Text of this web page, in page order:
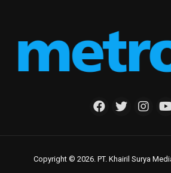
Copyright © 2026. PT. Khairil Surya